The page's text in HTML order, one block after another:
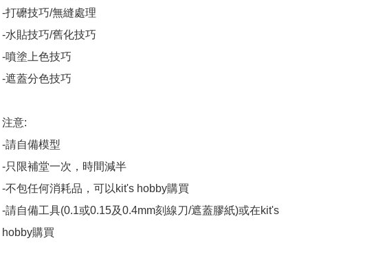
-打礳技巧/無縫處理
-水貼技巧/舊化技巧
-噴塗上色技巧
-遮蓋分色技巧
注意:
-請自備模型
-只限補堂一次，時間減半
-不包任何消耗品，可以kit's hobby購買
-請自備工具(0.1或0.15及0.4mm刻線刀/遮蓋膠紙)或在kit's
hobby購買